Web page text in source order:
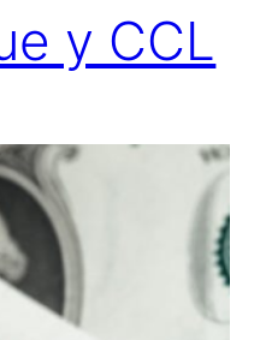
y CCL